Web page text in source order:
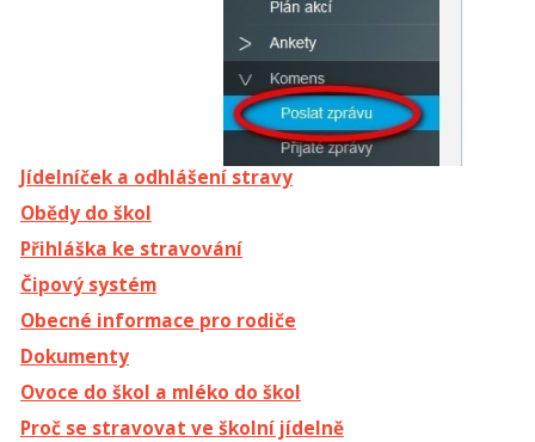
Jídelníček a odhlášení stravy
Obědy do škol
Přihláška ke stravování
Čipový systém
Obecné informace pro rodiče
Dokumenty
Ovoce do škol a mléko do škol
Proč se stravovat ve školní jídelně